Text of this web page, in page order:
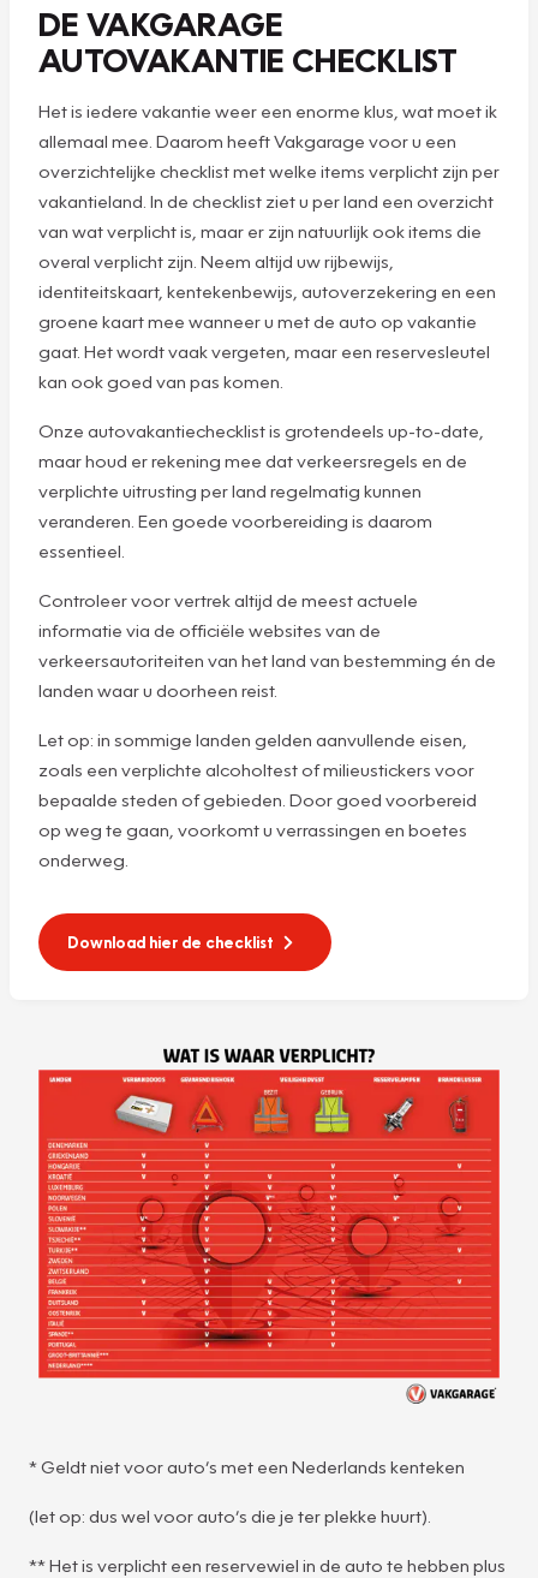
DE VAKGARAGE
AUTOVAKANTIE CHECKLIST
Het is iedere vakantie weer een enorme klus, wat moet ik
allemaal mee. Daarom heeft Vakgarage voor u een
overzichtelijke checklist met welke items verplicht zijn per
vakantieland. In de checklist ziet u per land een overzicht
van wat verplicht is, maar er zijn natuurlijk ook items die
overal verplicht zijn. Neem altijd uw rijbewijs,
identiteitskaart, kentekenbewijs, autoverzekering en een
groene kaart mee wanneer u met de auto op vakantie
gaat. Het wordt vaak vergeten, maar een reservesleutel
kan ook goed van pas komen.
Onze autovakantiechecklist is grotendeels up-to-date,
maar houd er rekening mee dat verkeersregels en de
verplichte uitrusting per land regelmatig kunnen
veranderen. Een goede voorbereiding is daarom
essentieel.
Controleer voor vertrek altijd de meest actuele
informatie via de officiële websites van de
verkeersautoriteiten van het land van bestemming én de
landen waar u doorheen reist.
Let op: in sommige landen gelden aanvullende eisen,
zoals een verplichte alcoholtest of milieustickers voor
bepaalde steden of gebieden. Door goed voorbereid
op weg te gaan, voorkomt u verrassingen en boetes
onderweg.
Download hier de checklist
* Geldt niet voor auto’s met een Nederlands kenteken
(let op: dus wel voor auto’s die je ter plekke huurt).
** Het is verplicht een reservewiel in de auto te hebben plus